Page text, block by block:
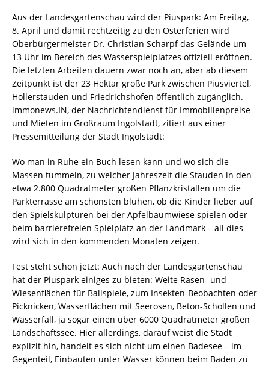
Aus der Landesgartenschau wird der Piuspark: Am Freitag,
8. April und damit rechtzeitig zu den Osterferien wird
Oberbürgermeister Dr. Christian Scharpf das Gelände um
13 Uhr im Bereich des Wasserspielplatzes offiziell eröffnen.
Die letzten Arbeiten dauern zwar noch an, aber ab diesem
Zeitpunkt ist der 23 Hektar große Park zwischen Piusviertel,
Hollerstauden und Friedrichshofen öffentlich zugänglich.
immonews.IN, der Nachrichtendienst für Immobilienpreise
und Mieten im Großraum Ingolstadt, zitiert aus einer
Pressemitteilung der Stadt Ingolstadt:
Wo man in Ruhe ein Buch lesen kann und wo sich die
Massen tummeln, zu welcher Jahreszeit die Stauden in den
etwa 2.800 Quadratmeter großen Pflanzkristallen um die
Parkterrasse am schönsten blühen, ob die Kinder lieber auf
den Spielskulpturen bei der Apfelbaumwiese spielen oder
beim barrierefreien Spielplatz an der Landmark – all dies
wird sich in den kommenden Monaten zeigen.
Fest steht schon jetzt: Auch nach der Landesgartenschau
hat der Piuspark einiges zu bieten: Weite Rasen- und
Wiesenflächen für Ballspiele, zum Insekten-Beobachten oder
Picknicken, Wasserflächen mit Seerosen, Beton-Schollen und
Wasserfall, ja sogar einen über 6000 Quadratmeter großen
Landschaftssee. Hier allerdings, darauf weist die Stadt
explizit hin, handelt es sich nicht um einen Badesee – im
Gegenteil, Einbauten unter Wasser können beim Baden zu